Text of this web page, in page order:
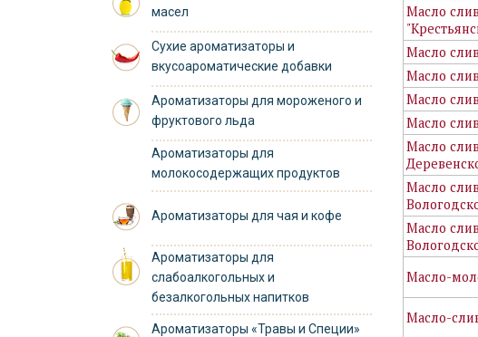
масел
Сухие ароматизаторы и
вкусоароматические добавки
Ароматизаторы для мороженого и
фруктового льда
Ароматизаторы для
молокосодержащих продуктов
Ароматизаторы для чая и кофе
Ароматизаторы для
слабоалкогольных и
безалкогольных напитков
Ароматизаторы «Травы и Специи»
Масло
Масло
Масло
Масло
Масло
Масло
Масло
Масло
Масло-
Масло-